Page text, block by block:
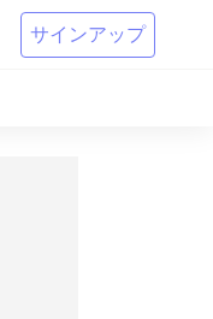
サインアップ